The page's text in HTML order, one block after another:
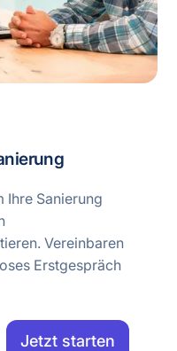
Ihre Sanierung
Vereinbaren
Erstgespräch
Jetzt starten